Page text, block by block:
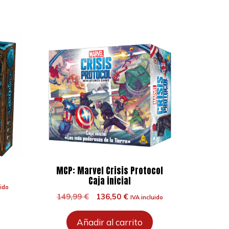
MCP: Marvel Crisis Protocol
Caja inicial
149,99€
El
original
136,50 €El
actual
IVA incluido
Añadir al carrito